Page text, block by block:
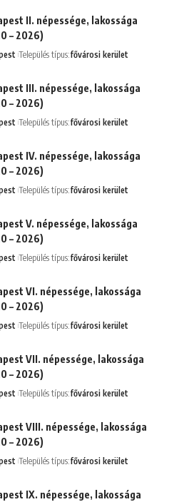
II. népessége, lakossága
– 2026)
Település típus:fővárosi kerület
III. népessége, lakossága
– 2026)
Település típus:fővárosi kerület
IV. népessége, lakossága
– 2026)
Település típus:fővárosi kerület
V. népessége, lakossága
– 2026)
Település típus:fővárosi kerület
VI. népessége, lakossága
– 2026)
Település típus:fővárosi kerület
VII. népessége, lakossága
– 2026)
Település típus:fővárosi kerület
VIII. népessége, lakossága
– 2026)
Település típus:fővárosi kerület
IX. népessége, lakossága